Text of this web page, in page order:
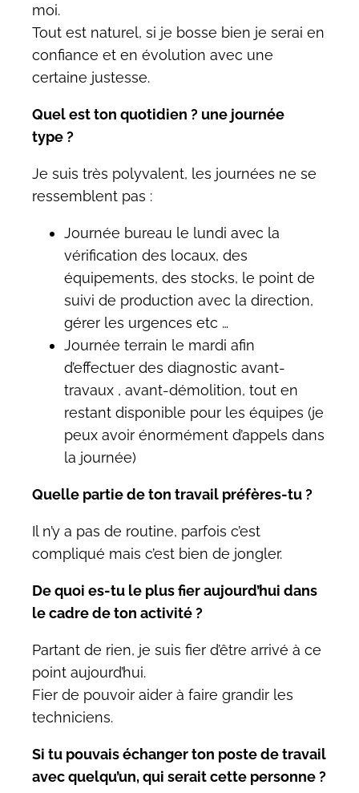
moi.
Tout est naturel, si je bosse bien je serai en
confiance et en évolution avec une
certaine justesse.
Quel est ton quotidien ? une journée
type ?
Je suis très polyvalent, les journées ne se
ressemblent pas :
Journée bureau le lundi avec la
vérification des locaux, des
équipements, des stocks, le point de
suivi de production avec la direction,
gérer les urgences etc …
Journée terrain le mardi afin
d’effectuer des diagnostic avant-
travaux , avant-démolition, tout en
restant disponible pour les équipes (je
peux avoir énormément d’appels dans
la journée)
Quelle partie de ton travail préfères-tu ?
Il n’y a pas de routine, parfois c’est
compliqué mais c’est bien de jongler.
De quoi es-tu le plus fier aujourd’hui dans
le cadre de ton activité ?
Partant de rien, je suis fier d’être arrivé à ce
point aujourd’hui.
Fier de pouvoir aider à faire grandir les
techniciens.
Si tu pouvais échanger ton poste de travail
avec quelqu’un, qui serait cette personne ?